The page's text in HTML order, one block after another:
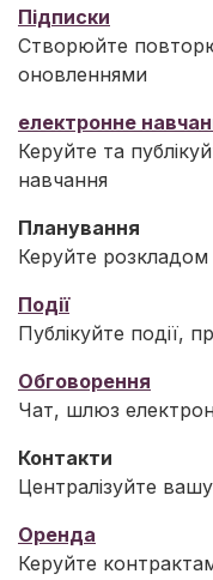
Підписки
Створюйте
оновленнями
електронне
Керуйте та
навчання
Планування
Керуйте розкладом
Події
Публікуйте події,
Обговорення
Чат, шлюз
Контакти
Централізуйте
Оренда
Керуйте